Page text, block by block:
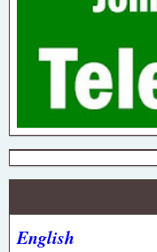
English